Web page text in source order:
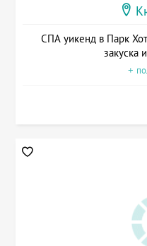
СПА уикенд в Парк
закуска
+